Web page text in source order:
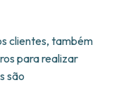
clientes, também
para realizar
são